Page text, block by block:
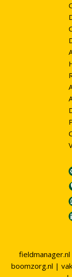
fieldmanager.nl
boomzorg.nl |